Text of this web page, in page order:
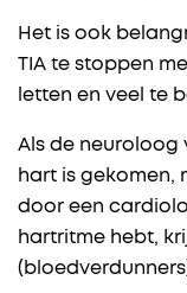
Het is ook
TIA te stoppen
letten en veel te
Als de neuroloog
hart is gekomen,
door een
hartritme hebt,